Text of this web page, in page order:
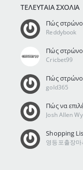
ΤΕΛΕΥΤΑΊΑ ΣΧΌΛΙΑ
Reddybook
Cricbet99
gold365
Πώς να
Josh Allen
영등포출장마